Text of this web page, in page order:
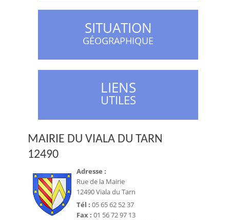
SITUATION
GÉOGRAPHIQUE
LIENS
UTILES
MAIRIE DU VIALA DU TARN
12490
Adresse :
Rue de la Mairie
12490 Viala du Tarn
Tél : 05 65 62 52 37
Fax : 01 56 72 97 13